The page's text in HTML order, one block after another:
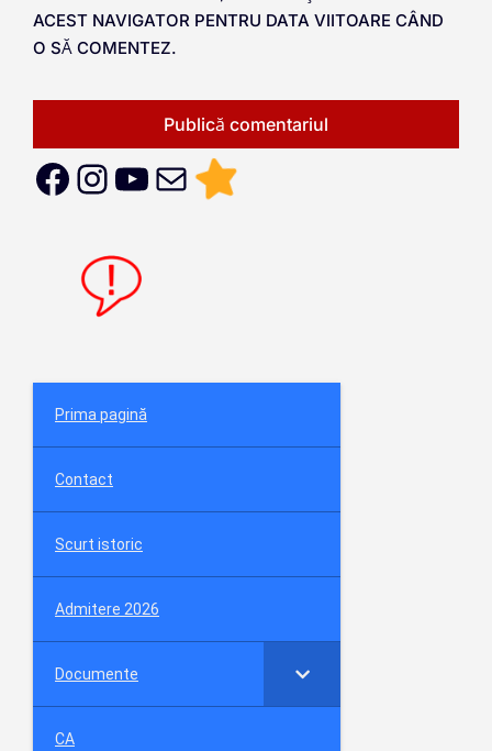
ACEST NAVIGATOR PENTRU DATA VIITOARE CÂND
O SĂ COMENTEZ.
Prima pagină
Contact
Scurt istoric
Admitere 2026
Documente
CA